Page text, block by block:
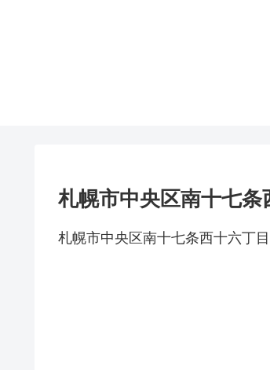
札幌市中央区南十七
札幌市中央区南十七条西十六丁